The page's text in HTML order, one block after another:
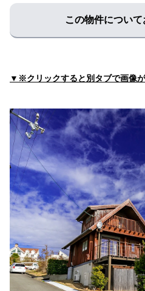
この物件につい
▼※クリックすると別タブで画像